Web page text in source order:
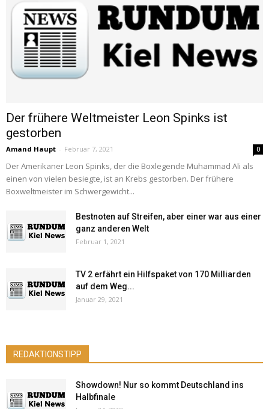
Der frühere Weltmeister Leon Spinks ist
gestorben
Amand Haupt - Februar 7, 2021 0
Der Amerikaner Leon Spinks, der die Boxlegende Muhammad Ali als
einen von vielen besiegte, ist an Krebs gestorben. Der frühere
Boxweltmeister im Schwergewicht...
Bestnoten auf Streifen, aber einer war aus einer
ganz anderen Welt
Februar 1, 2021
TV 2 erfährt ein Hilfspaket von 170 Milliarden
auf dem Weg...
Januar 29, 2021
REDAKTIONSTIPP
Showdown! Nur so kommt Deutschland ins
Halbfinale